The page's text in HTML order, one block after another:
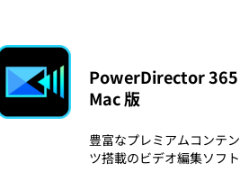
PowerDirector 365
Mac 版
豊富なプレミアムコンテン
ツ搭載のビデオ編集ソフト